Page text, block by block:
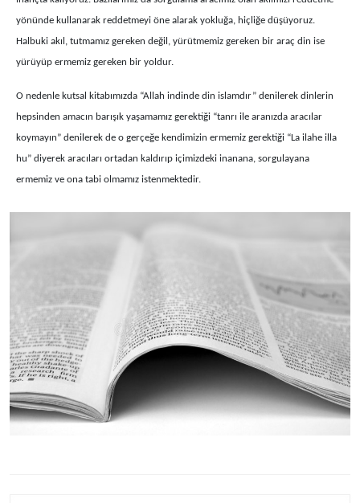
yönünde kullanarak reddetmeyi öne alarak yokluğa, hiçliğe düşüyoruz.
Halbuki akıl, tutmamız gereken değil, yürütmemiz gereken bir araç din ise
yürüyüp ermemiz gereken bir yoldur.
O nedenle kutsal kitabımızda “Allah indinde din islamdır” denilerek dinlerin
hepsinden amacın barışık yaşamamız gerektiği “tanrı ile aranızda aracılar
koymayın” denilerek de o gerçeğe kendimizin ermemiz gerektiği “La ilahe illa
hu” diyerek aracıları ortadan kaldırıp içimizdeki inanana, sorgulayana
ermemiz ve ona tabi olmamız istenmektedir.